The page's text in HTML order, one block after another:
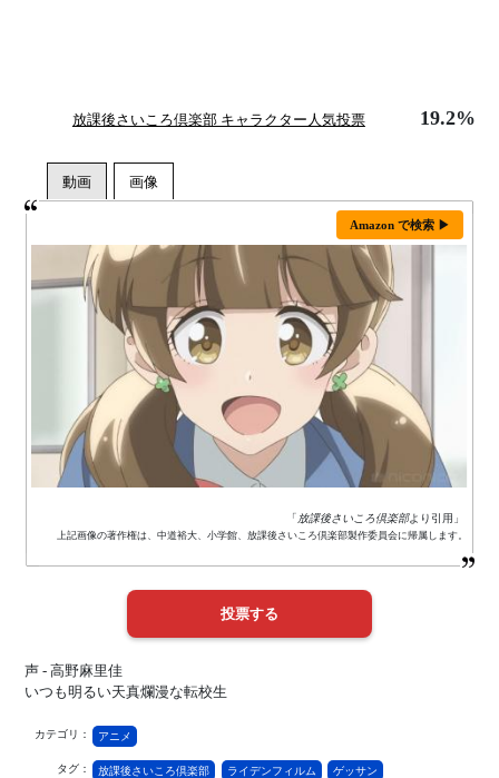
放課後さいころ倶楽部 キャラクター人気投票 19.2%
Amazon で検索 ▶
「 放課後さいころ倶楽部より引用」
上記画像の著作権は、中道裕大、小学館、放課後さいころ倶楽部製作委員会に帰属します。
声 - 高野麻里佳
いつも明るい天真爛漫な転校生
カテゴリ： アニメ
タグ： 放課後さいころ倶楽部 ライデンフィルム ゲッサン